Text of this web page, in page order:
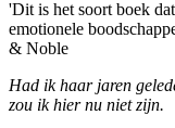
'Dit is het soort boek
emotionele
& Noble
Had ik haar jaren
zou ik hier nu niet zijn.